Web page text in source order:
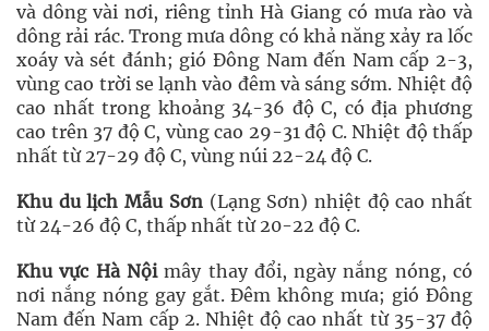
và dông vài nơi, riêng tỉnh Hà Giang có mưa rào và
dông rải rác. Trong mưa dông có khả năng xảy ra lốc
xoáy và sét đánh; gió Đông Nam đến Nam cấp 2-3,
vùng cao trời se lạnh vào đêm và sáng sớm. Nhiệt độ
cao nhất trong khoảng 34-36 độ C, có địa phương
cao trên 37 độ C, vùng cao 29-31 độ C. Nhiệt độ thấp
nhất từ 27-29 độ C, vùng núi 22-24 độ C.
Khu du lịch Mẫu Sơn(Lạng Sơn) nhiệt độ cao nhất
từ 24-26 độ C, thấp nhất từ 20-22 độ C.
Khu vực Hà Nộimây thay đổi, ngày nắng nóng, có
nơi nắng nóng gay gắt. Đêm không mưa; gió Đông
Nam đến Nam cấp 2. Nhiệt độ cao nhất từ 35-37 độ